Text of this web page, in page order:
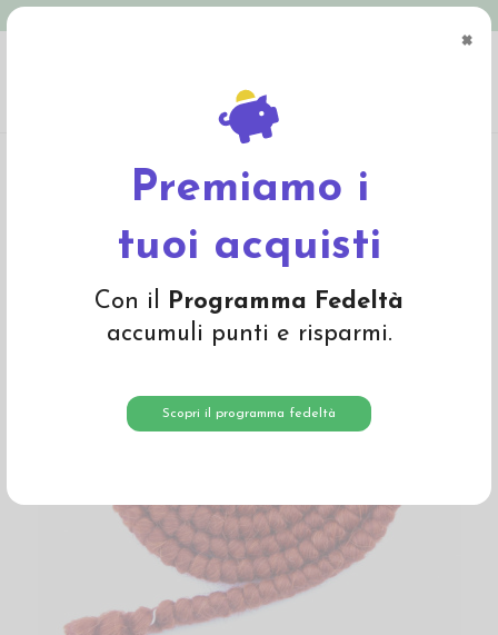
×
Premiamo i
tuoi acquisti
Con il Programma Fedeltà
accumuli punti e risparmi.
Scopri il programma fedeltà